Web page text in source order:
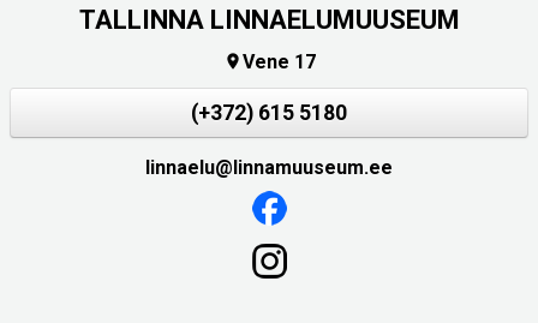
TALLINNA LINNAELUMUUSEUM
Vene 17
(+372) 615 5180
linnaelu@linnamuuseum.ee